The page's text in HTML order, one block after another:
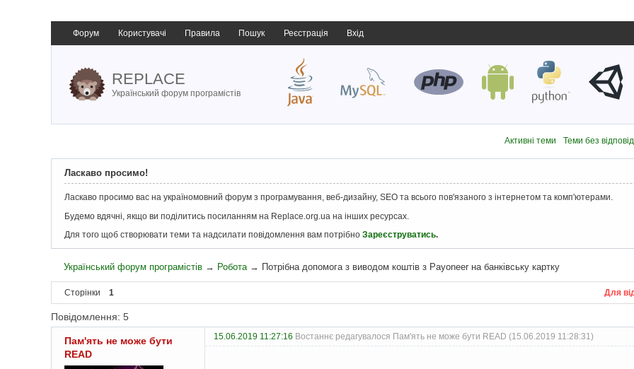
Форум Користувачі Правила Пошук Реєстрація Вхід
REPLACE
Український форум програмістів
Активні теми Теми без
Ласкаво просимо!
Ласкаво просимо вас на україномовний форум з програмування, веб-дизайну, SEO та всього пов'язаного з інтернетом та комп'ютерами.
Будемо вдячні, якщо ви поділитись посиланням на Replace.org.ua на інших ресурсах.
Для того щоб створювати теми та надсилати повідомлення вам потрібно Зареєструватись.
Український форум програмістів → Робота → Потрібна допомога з виводом коштів з Payoneer на банківську картку
Сторінки 1 Для
Повідомлення: 5
Пам'ять не може бути
READ
15.06.2019 11:27:16 Востаннє редагувалося Пам'ять не може бути READ (15.06.2019 11:28:31)